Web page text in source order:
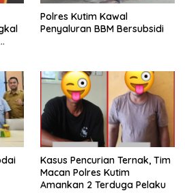
Polres Kutim Kawal
Penyaluran BBM Bersubsidi
Kasus Pencurian Ternak, Tim
Macan Polres Kutim
Amankan 2 Terduga Pelaku